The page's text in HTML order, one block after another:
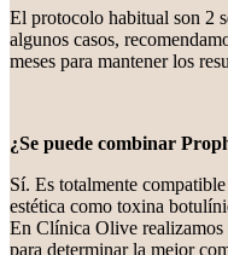
El protocolo habitual son 2
algunos casos,
meses para mantener los
¿Se puede combinar
Sí. Es totalmente
estética como toxina
En Clínica Olive realizamos
para determinar la mejor